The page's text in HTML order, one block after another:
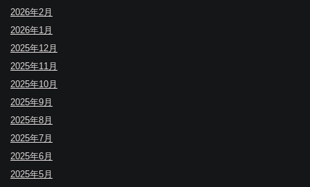
2026年2月
2026年1月
2025年12月
2025年11月
2025年10月
2025年9月
2025年8月
2025年7月
2025年6月
2025年5月